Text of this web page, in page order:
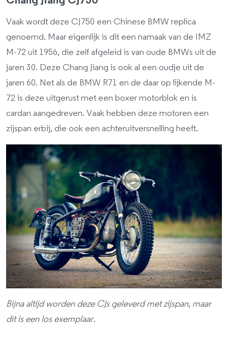
Vaak wordt deze CJ750 een Chinese BMW replica
genoemd. Maar eigenlijk is dit een namaak van de IMZ
M-72 uit 1956, die zelf afgeleid is van oude BMWs uit de
jaren 30. Deze Chang Jiang is ook al een oudje uit de
jaren 60. Net als de BMW R71 en de daar op lijkende M-
72 is deze uitgerust met een boxer motorblok en is
cardan aangedreven. Vaak hebben deze motoren een
zijspan erbij, die ook een achteruitversnelling heeft.
Bijna altijd worden deze CJs geleverd met zijspan, maar
dit is een los exemplaar.